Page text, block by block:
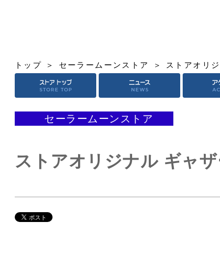
トップ セーラームーンストア ストアオリ
セーラームーンストア
ストアオリジナル ギャ